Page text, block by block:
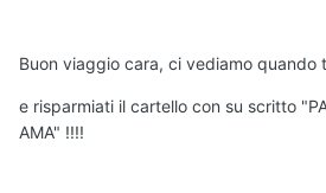
Buon viaggio cara, ci vediamo quando
e risparmiati il cartello con su scritto
AMA" !!!!